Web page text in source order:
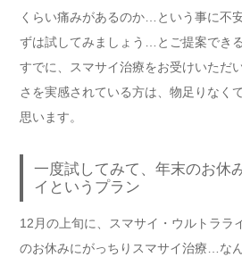
くらい痛みがあるのか…という事に不
ずは試してみましょう…とご提案でき
すでに、スマサイ治療をお受けいただ
さを実感されている方は、物足りなく
思います。
一度試してみて、年末のお休
イというプラン
12月の上旬に、スマサイ・ウルトララ
のお休みにがっちりスマサイ治療…な